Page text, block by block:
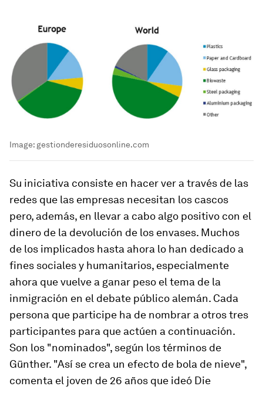
Image: gestionderesiduosonline.com
Su iniciativa consiste en hacer ver a través de las
redes que las empresas necesitan los cascos
pero, además, en llevar a cabo algo positivo con el
dinero de la devolución de los envases. Muchos
de los implicados hasta ahora lo han dedicado a
fines sociales y humanitarios, especialmente
ahora que vuelve a ganar peso el tema de la
inmigración en el debate público alemán. Cada
persona que participe ha de nombrar a otros tres
participantes para que actúen a continuación.
Son los "nominados", según los términos de
Günther. "Así se crea un efecto de bola de nieve",
comenta el joven de 26 años que ideó Die